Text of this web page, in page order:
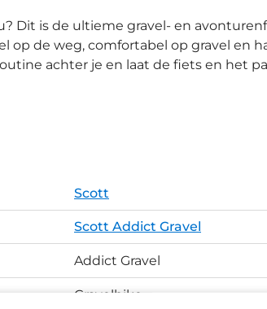
op de weg, comfortabel op gravel en
achter je en laat de fiets en het pad
een carbon frame en verlaagde
De interne kabels zitten niet in
nodig dan kabels die bloot staan
voornamelijk Syncros carbon
Scott
Scott Addict Gravel
Addict Gravel
Gravelbike